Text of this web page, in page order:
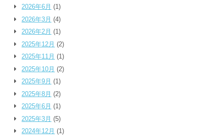
2026年6月 (1)
2026年3月 (4)
2026年2月 (1)
2025年12月 (2)
2025年11月 (1)
2025年10月 (2)
2025年9月 (1)
2025年8月 (2)
2025年6月 (1)
2025年3月 (5)
2024年12月 (1)